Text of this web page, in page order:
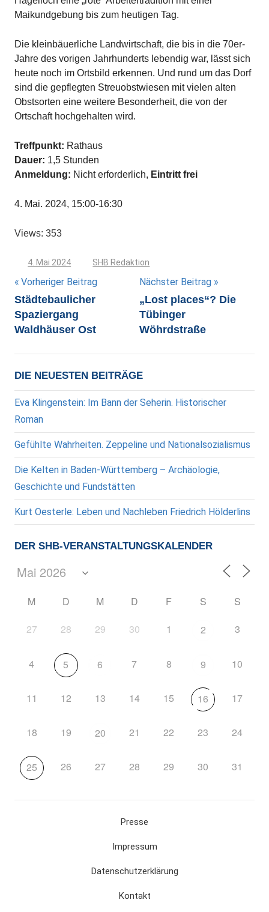
Maikundgebung bis zum heutigen Tag.
Die kleinbäuerliche Landwirtschaft, die bis in die 70er-
Jahre des vorigen Jahrhunderts lebendig war, lässt sich
heute noch im Ortsbild erkennen. Und rund um das Dorf
sind die gepflegten Streuobstwiesen mit vielen alten
Obstsorten eine weitere Besonderheit, die von der
Ortschaft hochgehalten wird.
Treffpunkt: Rathaus
Dauer: 1,5 Stunden
Anmeldung: Nicht erforderlich, Eintritt frei
4. Mai. 2024, 15:00-16:30
Views: 353
4. Mai 2024 SHB Redaktion
Beitragsnavigation
Vorheriger Beitrag
Städtebaulicher
Spaziergang
Waldhäuser Ost
Nächster Beitrag
„Lost places“? Die
Tübinger
Wöhrdstraße
DIE NEUESTEN BEITRÄGE
Eva Klingenstein: Im Bann der Seherin. Historischer
Roman
Gefühlte Wahrheiten. Zeppeline und Nationalsozialismus
Die Kelten in Baden-Württemberg – Archäologie,
Geschichte und Fundstätten
Kurt Oesterle: Leben und Nachleben Friedrich Hölderlins
DER SHB-VERANSTALTUNGSKALENDER
M D M D F S S
27 28 29 30 1 2 3
4 5 6 7 8 9 10
11 12 13 14 15 16 17
18 19 20 21 22 23 24
25 26 27 28 29 30 31
Presse
Impressum
Datenschutzerklärung
Kontakt